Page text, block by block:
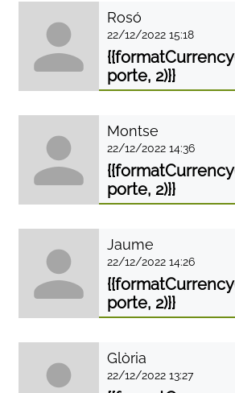
Rosó
22/12/2022 15:18
porte, 2)}}
Montse
22/12/2022 14:36
porte, 2)}}
Jaume
22/12/2022 14:26
porte, 2)}}
Glòria
22/12/2022 13:27